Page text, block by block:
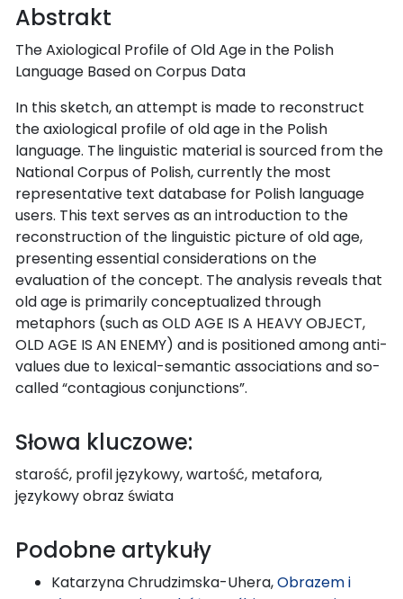
Abstrakt
The Axiological Profile of Old Age in the Polish
Language Based on Corpus Data
In this sketch, an attempt is made to reconstruct
the axiological profile of old age in the Polish
language. The linguistic material is sourced from the
National Corpus of Polish, currently the most
representative text database for Polish language
users. This text serves as an introduction to the
reconstruction of the linguistic picture of old age,
presenting essential considerations on the
evaluation of the concept. The analysis reveals that
old age is primarily conceptualized through
metaphors (such as OLD AGE IS A HEAVY OBJECT,
OLD AGE IS AN ENEMY) and is positioned among anti-
values due to lexical-semantic associations and so-
called “contagious conjunctions”.
Słowa kluczowe:
starość, profil językowy, wartość, metafora,
językowy obraz świata
Podobne artykuły
Katarzyna Chrudzimska-Uhera,Obrazem i